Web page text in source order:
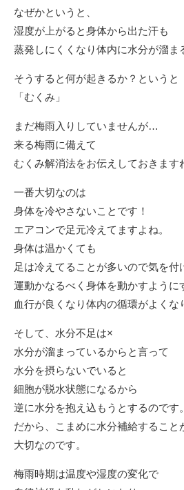
なぜかというと、
湿度が上がると身体から出た汗も
蒸発しにくくなり体内に水分が溜ま
そうすると何が起きるか？というと
「むくみ」
まだ梅雨入りしていませんが…
来る梅雨に備えて
むくみ解消法をお伝えしておきます
一番大切なのは
身体を冷やさないことです！
エアコンで足元冷えてますよね。
身体は温かくても
足は冷えてることが多いので気を付
運動かなるべく身体を動かすように
血行が良くなり体内の循環がよくな
そして、水分不足は×
水分が溜まっているからと言って
水分を摂らないでいると
細胞が脱水状態になるから
逆に水分を抱え込もうとするのです。
だから、こまめに水分補給すること
大切なのです。
梅雨時期は温度や湿度の変化で